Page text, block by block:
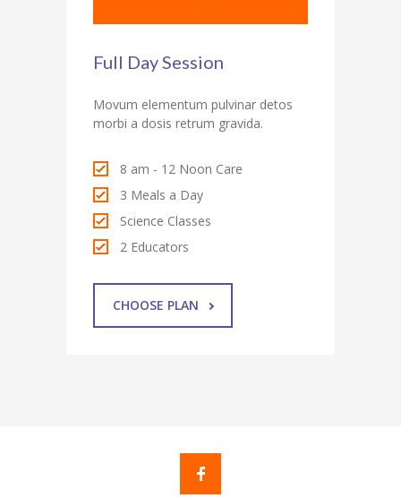
Full Day Session
Movum elementum pulvinar detos
morbi a dosis retrum gravida.
8 am - 12 Noon Care
3 Meals a Day
Science Classes
2 Educators
CHOOSE PLAN